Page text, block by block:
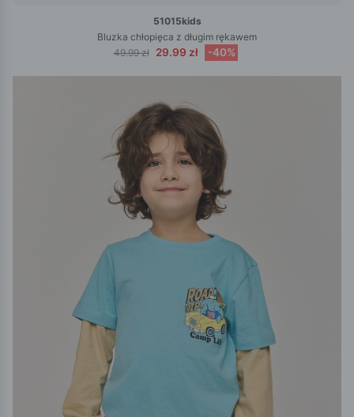
51015kids
Bluzka chłopięca z długim rękawem
49.99 zł
29.99 zł -40%